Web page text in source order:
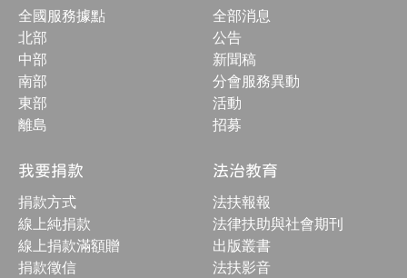
全國服務據點
北部
中部
南部
東部
離島
全部消息
公告
新聞稿
分會服務異動
活動
招募
我要捐款
捐款方式
線上純捐款
線上捐款滿額贈
捐款徵信
法治教育
法扶報報
法律扶助與社會期刊
出版叢書
法扶影音